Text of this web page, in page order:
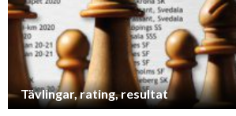
Tävlingar, rating, resultat